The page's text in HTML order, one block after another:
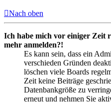
Nach oben
Ich habe mich vor einiger Zeit
mehr anmelden?!
Es kann sein, dass ein
verschieden Gründen
löschen viele Boards
Zeit keine Beiträge
Datenbankgröße zu
erneut und nehmen Sie